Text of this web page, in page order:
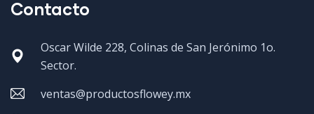
Contacto
Oscar Wilde 228, Colinas de San Jerónimo 1o.
Sector.
ventas@productosflowey.mx